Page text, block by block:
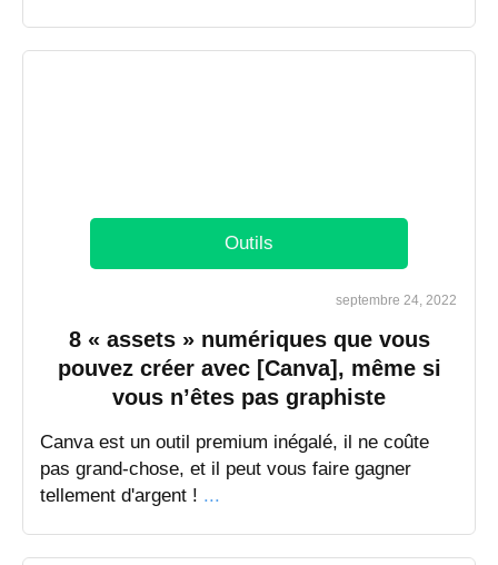
Outils
septembre 24, 2022
8 « assets » numériques que vous
pouvez créer avec [Canva], même si
vous n’êtes pas graphiste
​Canva est un outil premium inégalé, il ne coûte
pas grand-chose, et il peut vous faire gagner
tellement d'argent ! ...